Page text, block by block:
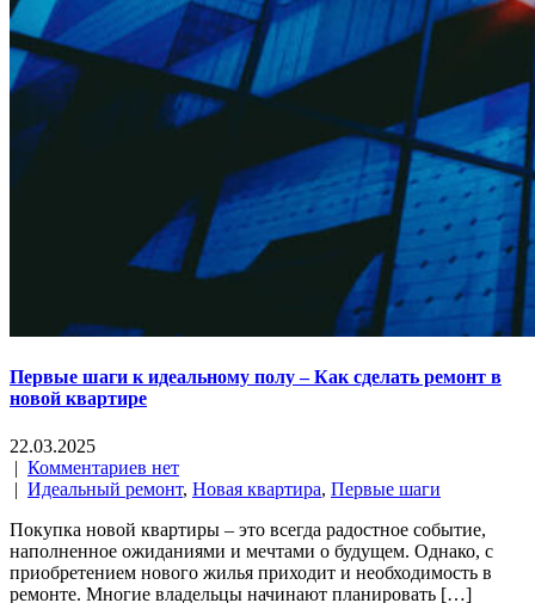
Первые шаги к идеальному полу – Как сделать ремонт в
новой квартире
22.03.2025
| Комментариев нет
| Идеальный ремонт, Новая квартира, Первые шаги
Покупка новой квартиры – это всегда радостное событие,
наполненное ожиданиями и мечтами о будущем. Однако, с
приобретением нового жилья приходит и необходимость в
ремонте. Многие владельцы начинают планировать […]